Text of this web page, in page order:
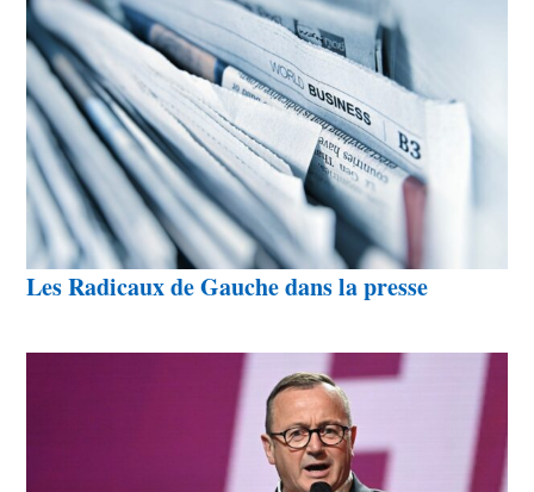
Les Radicaux de Gauche dans la presse